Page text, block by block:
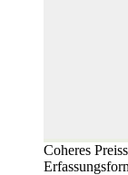
Coheres